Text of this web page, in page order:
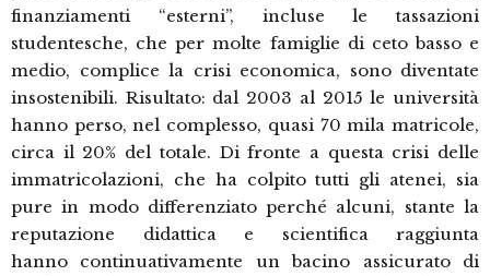
finanziamenti “esterni”, incluse le tassazioni
studentesche, che per molte famiglie di ceto basso e
medio, complice la crisi economica, sono diventate
insostenibili. Risultato: dal 2003 al 2015 le università
hanno perso, nel complesso, quasi 70 mila matricole,
circa il 20% del totale. Di fronte a questa crisi delle
immatricolazioni, che ha colpito tutti gli atenei, sia
pure in modo differenziato perché alcuni, stante la
reputazione didattica e scientifica raggiunta
hanno continuativamente un bacino assicurato di